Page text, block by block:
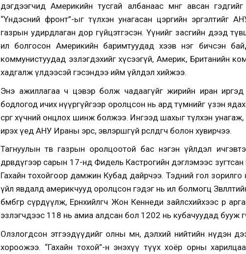
дэгдээгчид Америкийн тусгай албанаас мөнгө авсан
“Үндэсний фронт”-ыг түлхэн унагасан цэргийн эргэлтийг
газрын удирдлаган дор гүйцэтгэсэн. Үүнийг засгийн дээд
ил болгосон Америкийн баримтуудад хээв нэг бичсэн
коммунистуудад эзлэгдэхийг хүсээгүй, Америк, Британийн
хадгалж үлдээсэй гэсэндээ ийм үйлдэл хийжээ.
Энэ ажиллагаа ч цэвэр болж чадаагүйг жирийн иран
бодлогод ичих нүүргүйгээр оролцсон нь ард түмнийг үзэн
сөрөг хүчний онцлох шинж болжээ. Ингээд шахыг түлхэн
ирэх үед АНУ Ираны эрс, эвлэршгүй өрсөлдөгч болон хувирчээ.
Тагнуулын төв газрын оролцоотой бас нэгэн үйлдэл
дөрөвдүгээр сарын 17-нд Фидель Кастрогийн дэглэмээс
Гахайн тохойгоор дамжин Кубад дайрчээ. Тэдний гол
үйл явдалд америкчууд оролцсон гэдэг нь ил болмогц
бөмбөгөөр сүрдүүлж, Ерөнхийлөгч Жон Кеннеди зайлсхийхээс
эзлэгчдээс 118 нь амиа алдсан бол 1202 нь кубачуудад бууж
Олзлогдсон этгээдүүдийг олны өмнө, дэлхий нийтийн нүдэн
хороожээ. “Гахайн тохой”-н энэхүү түүх хоёр орны